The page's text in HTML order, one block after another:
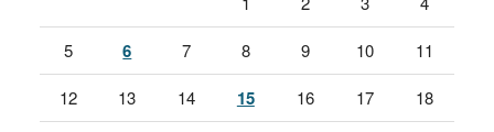
5 6 7 8 9 10 11
12 13 14 15 16 17 18